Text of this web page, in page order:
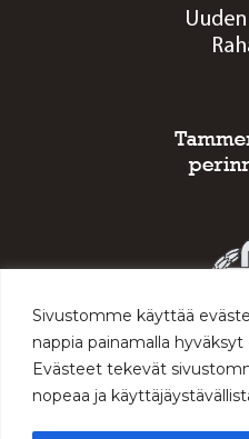
Sivustomme käyttää
nappia painamalla
Evästeet tekevät
nopeaa ja